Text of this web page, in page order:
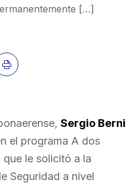
[…]
Sergio Berni
el programa A dos
le solicitó a la
Seguridad a nivel